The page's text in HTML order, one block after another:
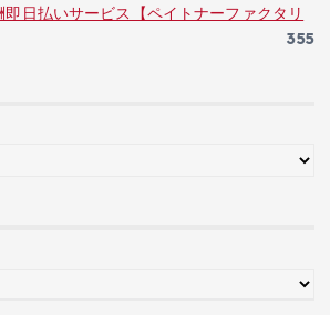
日払いサービス【ペイトナーファクタリ
355